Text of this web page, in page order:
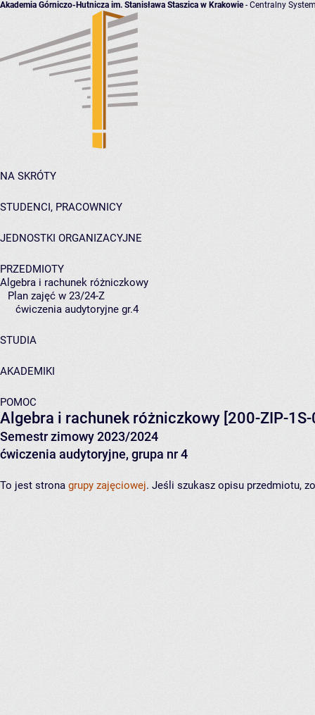
Akademia Górniczo-Hutnicza im. Stanisława Staszica w Krakowie- Centralny
NA SKRÓTY
STUDENCI, PRACOWNICY
JEDNOSTKI ORGANIZACYJNE
PRZEDMIOTY
Algebra i rachunek różniczkowy
Plan zajęć w 23/24-Z
ćwiczenia audytoryjne gr.4
STUDIA
AKADEMIKI
POMOC
Algebra i rachunek różniczkowy [200-ZIP-
Semestr zimowy 2023/2024
ćwiczenia audytoryjne, grupa nr 4
To jest strona grupy zajęciowej. Jeśli szukasz opisu przedmiotu,